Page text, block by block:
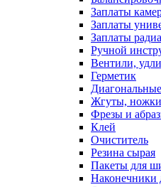
Заплаты
Заплаты
Заплаты
Ручной
Вентили,
Герметик
Жгуты,
Фрезы и
Клей
Очиститель
Резина сырая
Пакеты для
Наконечники